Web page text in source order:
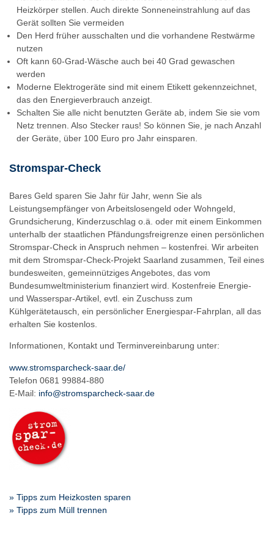
Heizkörper stellen. Auch direkte Sonneneinstrahlung auf das
Gerät sollten Sie vermeiden
Den Herd früher ausschalten und die vorhandene Restwärme
nutzen
Oft kann 60-Grad-Wäsche auch bei 40 Grad gewaschen
werden
Moderne Elektrogeräte sind mit einem Etikett gekennzeichnet,
das den Energieverbrauch anzeigt.
Schalten Sie alle nicht benutzten Geräte ab, indem Sie sie vom
Netz trennen. Also Stecker raus! So können Sie, je nach Anzahl
der Geräte, über 100 Euro pro Jahr einsparen.
Stromspar-Check
Bares Geld sparen Sie Jahr für Jahr, wenn Sie als
Leistungsempfänger von Arbeitslosengeld oder Wohngeld,
Grundsicherung, Kinderzuschlag o.ä. oder mit einem Einkommen
unterhalb der staatlichen Pfändungsfreigrenze einen persönlichen
Stromspar-Check in Anspruch nehmen – kostenfrei. Wir arbeiten
mit dem Stromspar-Check-Projekt Saarland zusammen, Teil eines
bundesweiten, gemeinnütziges Angebotes, das vom
Bundesumweltministerium finanziert wird. Kostenfreie Energie-
und Wasserspar-Artikel, evtl. ein Zuschuss zum
Kühlgerätetausch, ein persönlicher Energiespar-Fahrplan, all das
erhalten Sie kostenlos.
Informationen, Kontakt und Terminvereinbarung unter:
www.stromsparcheck-saar.de/
Telefon 0681 99884-880
E-Mail: info@stromsparcheck-saar.de
» Tipps zum Heizkosten sparen
» Tipps zum Müll trennen